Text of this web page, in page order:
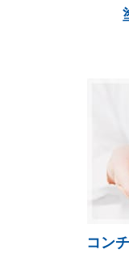
コン